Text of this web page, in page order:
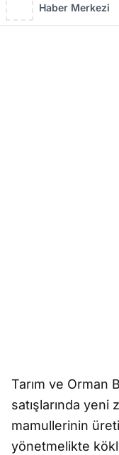
Haber Merkezi
Tarım ve Orman
satışlarında
mamullerinin
yönetmelikte